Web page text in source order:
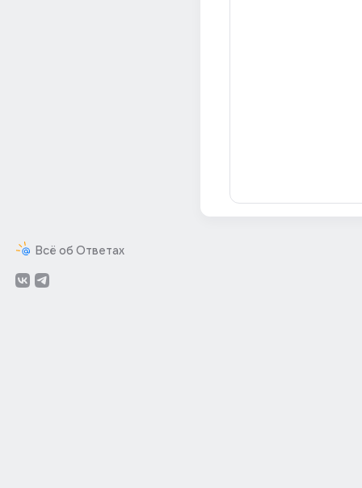
Всё об Ответах